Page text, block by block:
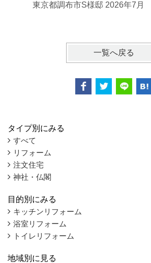
東京都調布市S様邸 2026年7月
一覧へ戻る
タイプ別にみる
すべて
リフォーム
注文住宅
神社・仏閣
目的別にみる
キッチンリフォーム
浴室リフォーム
トイレリフォーム
地域別に見る